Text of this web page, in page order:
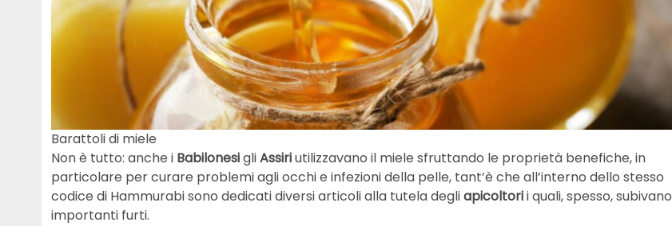
Barattoli di miele
Non è tutto: anche i BabilonesigliAssiriutilizzavano il miele sfruttando le proprietà benefiche, in
particolare per curare problemi agli occhi e infezioni della pelle, tant’è che all’interno dello stesso
codice di Hammurabi sono dedicati diversi articoli alla tutela degliapicoltorii quali, spesso, subivano
importanti furti.